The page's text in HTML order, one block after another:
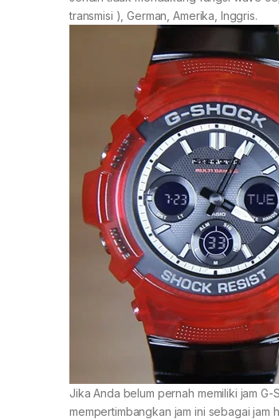
transmisi ), German, Amerika, Inggris.
Jika Anda belum pernah memiliki jam
mempertimbangkan jam ini sebagai